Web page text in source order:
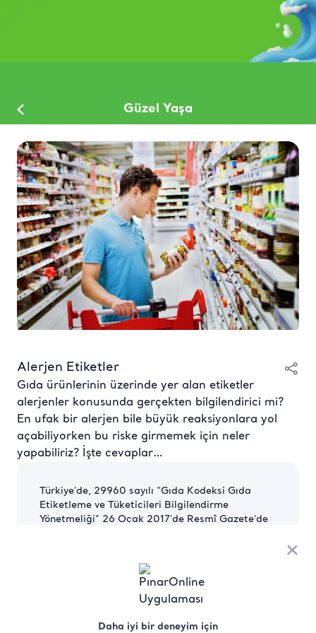
×
Daha iyi bir deneyim için
Güzel Yaşa
Alerjen Etiketler
Gıda ürünlerinin üzerinde yer alan etiketler
alerjenler konusunda gerçekten bilgilendirici mi?
En ufak bir alerjen bile büyük reaksiyonlara yol
açabiliyorken bu riske girmemek için neler
yapabiliriz? İşte cevaplar…
Türkiye’de, 29960 sayılı “Gıda Kodeksi Gıda
Etiketleme ve Tüketicileri Bilgilendirme
Yönetmeliği” 26 Ocak 2017’de Resmî Gazete’de
itibaren, hazır yemek veren restoran, kantin, okul
ve hastane gibi toplu tüketim yerlerindeki
sunulmasının zorunluluğu başladı.
Ancak, unutmayalım ki gıda etiketleri,